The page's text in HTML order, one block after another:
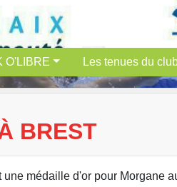
O'LIBRE Les tenues du
BREST
médaille d'or pour Morgane